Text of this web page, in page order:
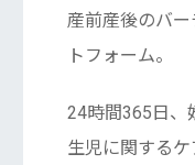
産前産後のバ
トフォーム。
24時間365日、
生児に関する